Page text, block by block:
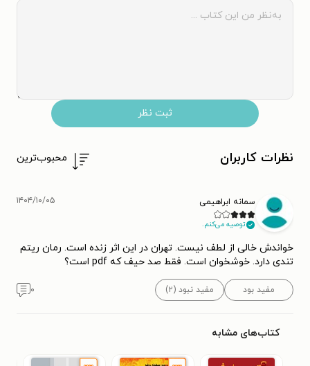
ثبت نظر
نظرات کاربران محبوب‌ترین
سمانه ابراهیمی
توصیه می‌کنم.
۱۴۰۴/۱۰/۰۵
خواندش خالی از لطف نیست. تهران در این اثر زنده است. رمان ریتم
تندی دارد. خوشخوان است. فقط صد حیف که pdf است؟
مفید بود مفید نبود (۲) ۰
کتاب‌های مشابه